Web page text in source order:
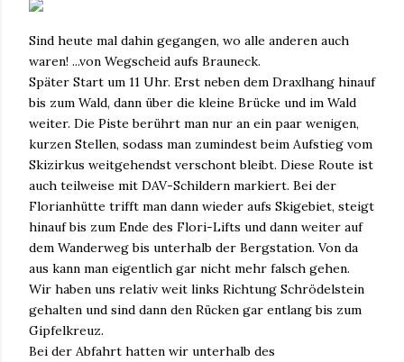
Sind heute mal dahin gegangen, wo alle anderen auch
waren! ...von Wegscheid aufs Brauneck.
Später Start um 11 Uhr. Erst neben dem Draxlhang hinauf
bis zum Wald, dann über die kleine Brücke und im Wald
weiter. Die Piste berührt man nur an ein paar wenigen,
kurzen Stellen, sodass man zumindest beim Aufstieg vom
Skizirkus weitgehendst verschont bleibt. Diese Route ist
auch teilweise mit DAV-Schildern markiert. Bei der
Florianhütte trifft man dann wieder aufs Skigebiet, steigt
hinauf bis zum Ende des Flori-Lifts und dann weiter auf
dem Wanderweg bis unterhalb der Bergstation. Von da
aus kann man eigentlich gar nicht mehr falsch gehen.
Wir haben uns relativ weit links Richtung Schrödelstein
gehalten und sind dann den Rücken gar entlang bis zum
Gipfelkreuz.
Bei der Abfahrt hatten wir unterhalb des